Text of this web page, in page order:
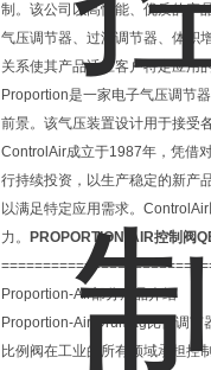
制。该公司以高性能、优质的产
气压调节器、过滤调节器、体积
关系使其产品适应客户特定应用
Proportion是一家电子气压调节
前景。该气压装置设计用于接受
ControlAir成立于1987年，凭借
行持续投资，以生产稳定的新产
以满足特定应用需求。
力。
PROPORTION-AIR控制阀
Proportion-Air部分产品介绍
Proportion-Air Drumag比例调节
比例阀在工业的所有领域承担控